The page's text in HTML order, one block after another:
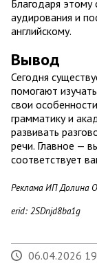
Благодаря
аудирования и
английскому.
Вывод
Сегодня
помогают
свои
грамматику и
развивать
речи. Главное —
соответствует
Реклама ИП Долина
erid: 2SDnjd8ba1g
06.04.2026